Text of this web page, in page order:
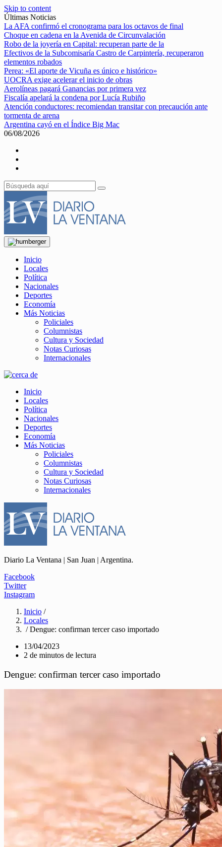
Skip to content
Últimas Noticias
La AFA confirmó el cronograma para los octavos de final
Choque en cadena en la Avenida de Circunvalación
Robo de la joyería en Capital: recuperan parte de la
Efectivos de la Subcomisaría Castro de Carpintería, recuperaron
elementos robados
Perea: «El aporte de Vicuña es único e histórico»
UOCRA exige acelerar el inicio de obras
Aerolíneas pagará Ganancias por primera vez
Fiscalía apelará la condena por Lucía Rubiño
Atención conductores: recomiendan transitar con precaución ante
tormenta de arena
Argentina cayó en el Índice Big Mac
06/08/2026
Inicio
Locales
Política
Nacionales
Deportes
Economía
Más Noticias
Policiales
Columnistas
Cultura y Sociedad
Notas Curiosas
Internacionales
Inicio
Locales
Política
Nacionales
Deportes
Economía
Más Noticias
Policiales
Columnistas
Cultura y Sociedad
Notas Curiosas
Internacionales
Diario La Ventana | San Juan | Argentina.
Facebook
Twitter
Instagram
Inicio /
Locales
/ Dengue: confirman tercer caso importado
13/04/2023
2 de minutos de lectura
Dengue: confirman tercer caso importado